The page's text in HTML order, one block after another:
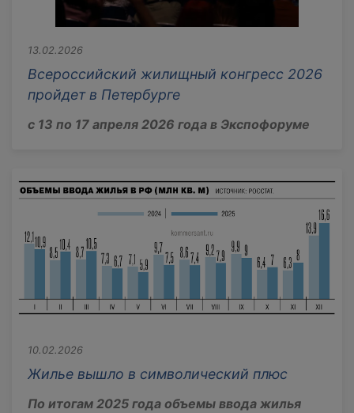
13.02.2026
Всероссийский жилищный конгресс 2026
пройдет в Петербурге
с 13 по 17 апреля 2026 года в Экспофоруме
10.02.2026
Жилье вышло в символический плюс
По итогам 2025 года объемы ввода жилья